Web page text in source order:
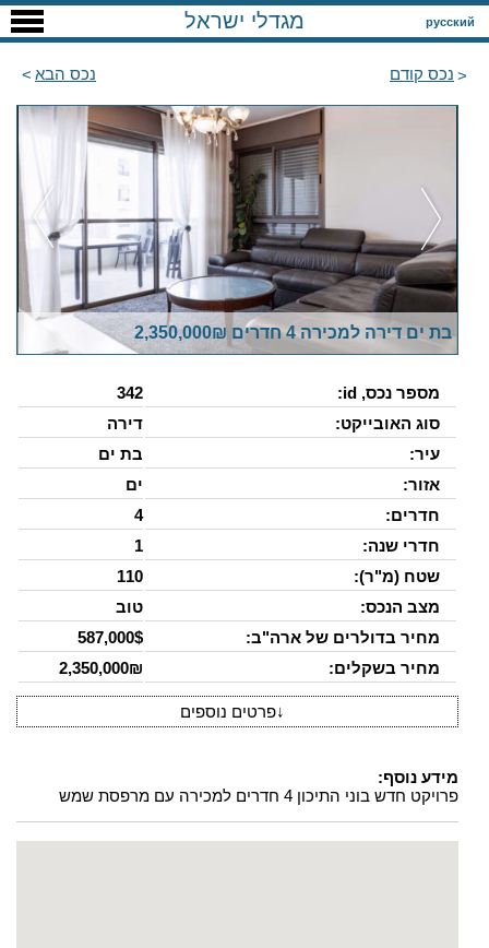
русский מגדלי ישראל
נכס קודם נכס הבא
בת ים דירה למכירה 4 חדרים 2,350,000₪
מספר נכס, id:
342
סוג האובייקט:
דירה
עיר:
בת ים
אזור:
ים
חדרים:
4
חדרי שנה:
1
שטח (מ"ר):
110
מצב הנכס:
טוב
מחיר בדולרים של ארה"ב:
587,000$
מחיר בשקלים:
2,350,000₪
↓פרטים נוספים
מידע נוסף:
פרויקט חדש בוני התיכון 4 חדרים למכירה עם מרפסת שמש